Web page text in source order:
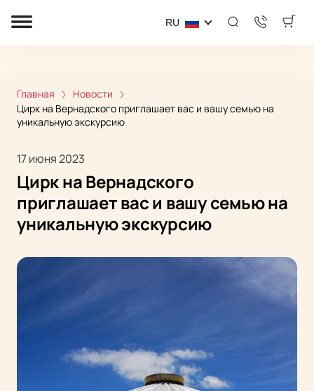
RU
Главная
Новости
Цирк на Вернадского приглашает вас и вашу семью на
уникальную экскурсию
17 июня 2023
Цирк на Вернадского
приглашает вас и вашу семью на
уникальную экскурсию